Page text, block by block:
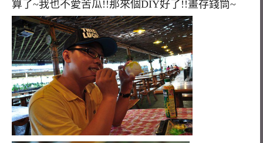
算了~我也不愛苦瓜!!那來個DIY好了!!畫存錢筒~